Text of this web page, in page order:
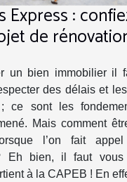
Express :
de
un bien immobilier il
des délais et
ce sont les
Mais comment
l’on fait
Eh bien, il faut vous
à la CAPEB ! En